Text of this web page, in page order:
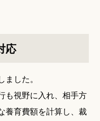
応
した。
も視野に入れ、相手方
養育費額を計算し、裁